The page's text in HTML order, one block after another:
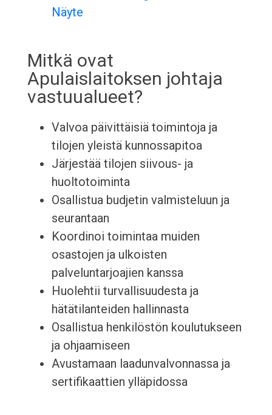
Näyte
Mitkä ovat
Apulaislaitoksen johtaja
vastuualueet?
Valvoa päivittäisiä toimintoja ja
tilojen yleistä kunnossapitoa
Järjestää tilojen siivous- ja
huoltotoiminta
Osallistua budjetin valmisteluun ja
seurantaan
Koordinoi toimintaa muiden
osastojen ja ulkoisten
palveluntarjoajien kanssa
Huolehtii turvallisuudesta ja
hätätilanteiden hallinnasta
Osallistua henkilöstön koulutukseen
ja ohjaamiseen
Avustamaan laadunvalvonnassa ja
sertifikaattien ylläpidossa